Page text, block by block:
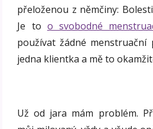
přeloženou z němčiny:
Je to o svobodné
používat žádné menstruační
jedna klientka a mě to
Už od jara mám problém.